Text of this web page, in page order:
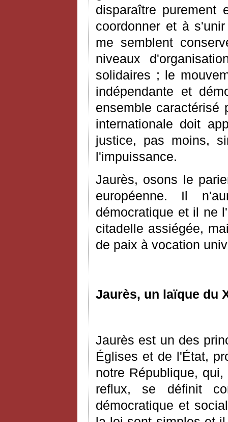
disparaître purement
coordonner et à
me semblent
niveaux
solidaires ; le
indépendante et
ensemble caractérisé
internationale doit
justice, pas moins,
l'impuissance.
Jaurès, osons le
européenne. Il
démocratique et il ne
citadelle assiégée,
de paix à vocation
Jaurès, un laïque du
Jaurès est un des
Églises et de l'État,
notre République,
reflux, se définit
démocratique et